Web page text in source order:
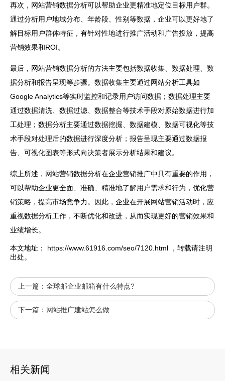
再次， 网站营销数据分析可以帮助企业更精准地定位目标用户群。
通过分析用户地域分布、年龄段、性别等数据，企业可以更好地了
解目标用户群体特征，有针对性地进行推广活动和广告投放，提高
营销效果和ROI。
最后，网站营销数据分析的方法主要包括数据收集、数据处理、数
据分析和报告呈现等步骤。数据收集主要通过网站分析工具如
Google Analytics等实时监控和记录用户访问数据；数据处理主要
通过数据清洗、数据过滤、数据整合等技术手段对原始数据进行加
工处理；数据分析主要通过数据挖掘、数据建模、数据可视化等技
术手段对处理后的数据进行深度分析；报告呈现主要通过数据报
告、可视化图表等形式向决策者展示分析结果和建议。
综上所述，网站营销数据分析在企业营销推广中具有重要的作用，
可以帮助企业更全面、准确、精准地了解用户需求和行为，优化营
销策略，提高市场竞争力。因此，企业在开展网站营销活动时，应
重视数据分析工作，不断优化和改进，从而实现更好的营销效果和
业绩增长。
本文地址： https://www.61916.com/seo/7120.html
，转载请注明
出处。
上一篇： 全球邮企业邮箱有什么特点?
下一篇： 网站推广建站怎么做
相关新闻